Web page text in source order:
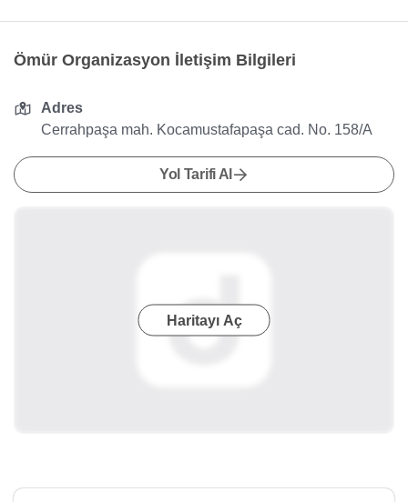
Ömür Organizasyon İletişim Bilgileri
Adres
Cerrahpaşa mah. Kocamustafapaşa cad. No. 158/A
Yol Tarifi Al
Haritayı Aç